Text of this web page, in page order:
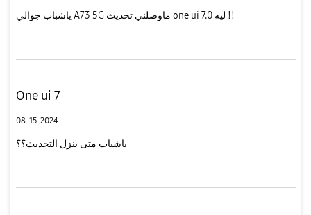
ياشباب جوالي A73 5G ماوصلني تحديث one ui 7.0 ليه !!
One ui 7
08-15-2024
ياشباب متى ينزل التحديث؟؟